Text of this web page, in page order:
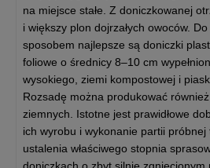
na miejsce stałe. Z doniczkowanej
i większy plon dojrzałych owoców.
sposobem najlepsze są doniczki
foliowe o średnicy 8–10 cm
wysokiego, ziemi kompostowej i
Rozsadę można produkować
ziemnych. Istotne jest prawidłowe
ich wyrobu i wykonanie partii próbnej
ustalenia właściwego stopnia